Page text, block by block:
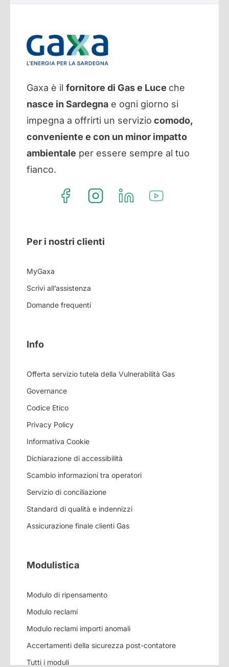
Gaxa è il fornitore di Gas e Luce che
nasce in Sardegnae ogni giorno si
impegna a offrirti un servizio comodo,
conveniente e con un minor impatto
ambientale per essere sempre al tuo
fianco.
Per i nostri clienti
MyGaxa
Scrivi all’assistenza
Domande frequenti
Info
Offerta servizio tutela della Vulnerabilità Gas
Governance
Codice Etico
Privacy Policy
Informativa Cookie
Dichiarazione di accessibilità
Scambio informazioni tra operatori
Servizio di conciliazione
Standard di qualità e indennizzi
Assicurazione finale clienti Gas
Modulistica
Modulo di ripensamento
Modulo reclami
Modulo reclami importi anomali
Accertamenti della sicurezza post-contatore
Tutti i moduli